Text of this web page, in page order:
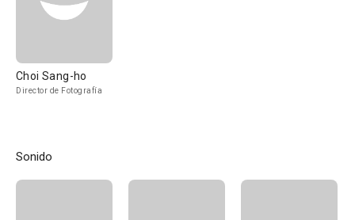
Choi Sang-ho
Director de Fotografía
Sonido